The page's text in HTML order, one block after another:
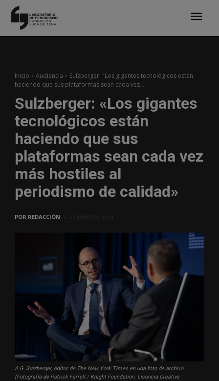
Inicio Audiencia
Sulzberger: "Los gigantes tecnológicos están
haciendo que sus plataformas sean cada vez...
Sulzberger: «Los gigantes
tecnológicos están
haciendo que sus
plataformas sean cada vez
más hostiles al
periodismo de calidad»
POR REDACCIÓN
A.G. Sulzberger, editor de The New York Times en una foto de archivo.
(Fotografía de Patrick Farrell / Knight Foundation. Licencia Creative